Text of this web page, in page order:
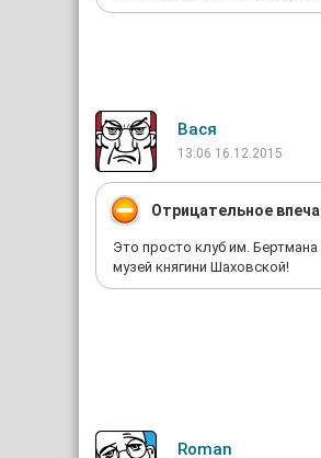
Вася
13:06 16.12.2015
Отрицательное
Это просто клуб им. Бертмана
музей княгини Шаховской!
Roman